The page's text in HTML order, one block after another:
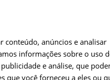
conteúdo, anúncios e analisar
informações sobre o uso
e análise, que
que você forneceu a eles ou